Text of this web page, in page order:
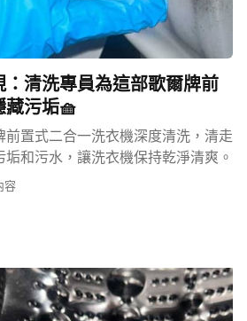
：清洗專員為這部歌爾牌前
藏污垢🧺
前置式二合一洗衣機深度清洗，清走
和污水，讓洗衣機保持乾淨清爽。
容